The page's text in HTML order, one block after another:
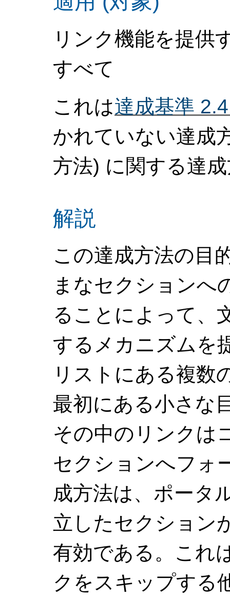
リンク機能を提供
すべて
これは達成基準
かれていない達成
方法) に関する達
解説
この達成方法の目
まなセクションへ
ることによって、
するメカニズムを
リストにある複数
最初にある小さな
その中のリンクは
セクションへフォ
成方法は、ポータ
立したセクション
有効である。これ
クをスキップする